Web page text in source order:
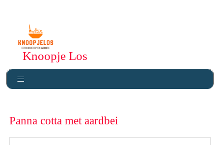
Knoopje Los
Panna cotta met aardbei